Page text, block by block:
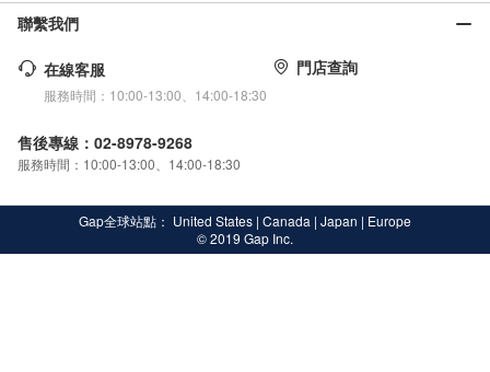
聯繫我們
在線客服
服務時間：10:00-13:00、14:00-18:30
門店查詢
售後專線：02-8978-9268
服務時間：10:00-13:00、14:00-18:30
Gap全球站點： United States | Canada | Japan | Europe
© 2019 Gap Inc.